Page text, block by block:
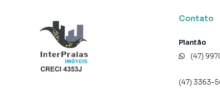
* Entrada p/ banhistas e box de praia;
* Brinquedoteca;
* Elevador;
* Espaço gourmet;
* Piscina;
* Internet;
Contato
Plantão
(47)
(47) 3363-